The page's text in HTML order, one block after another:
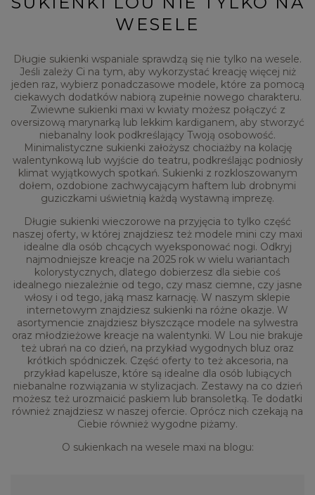
WESELE
Długie sukienki wspaniale sprawdzą się nie tylko na wesele.
Jeśli zależy Ci na tym, aby wykorzystać kreację więcej niż
jeden raz, wybierz ponadczasowe modele, które za pomocą
ciekawych dodatków nabiorą zupełnie nowego charakteru.
Zwiewne sukienki maxi w kwiaty możesz połączyć z
oversizową marynarką lub lekkim kardiganem, aby stworzyć
niebanalny look podkreślający Twoją osobowość.
Minimalistyczne sukienki założysz chociażby na kolację
walentynkową lub wyjście do teatru, podkreślając podniosły
klimat wyjątkowych spotkań. Sukienki z rozkloszowanym
dołem, ozdobione zachwycającym haftem lub drobnymi
guziczkami uświetnią każdą wystawną imprezę.
Długie sukienki wieczorowe na przyjęcia to tylko część
naszej oferty, w której znajdziesz też modele mini czy maxi
idealne dla osób chcących wyeksponować nogi. Odkryj
najmodniejsze kreacje na 2025 rok w wielu wariantach
kolorystycznych, dlatego dobierzesz dla siebie coś
idealnego niezależnie od tego, czy masz ciemne, czy jasne
włosy i od tego, jaką masz karnację. W naszym sklepie
internetowym znajdziesz sukienki na różne okazje. W
asortymencie znajdziesz błyszczące modele na sylwestra
oraz młodzieżowe kreacje na walentynki. W Lou nie brakuje
też ubrań na co dzień, na przykład wygodnych bluz oraz
krótkich spódniczek. Część oferty to też akcesoria, na
przykład kapelusze, które są idealne dla osób lubiących
niebanalne rozwiązania w stylizacjach. Zestawy na co dzień
możesz też urozmaicić paskiem lub bransoletką. Te dodatki
również znajdziesz w naszej ofercie. Oprócz nich czekają na
Ciebie również wygodne piżamy.
O sukienkach na wesele maxi na blogu: